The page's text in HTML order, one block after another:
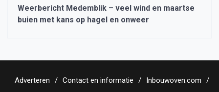
Weerbericht Medemblik – veel wind en maartse
buien met kans op hagel en onweer
Adverteren Contact en informatie
Inbouwoven.com